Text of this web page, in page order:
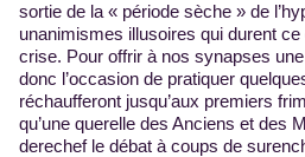
sortie de la « période sèche » de
unanimismes illusoires qui durent
crise. Pour offrir à nos synapses
donc l’occasion de pratiquer
réchaufferont jusqu’aux premiers
qu’une querelle des Anciens et des
derechef le débat à coups de